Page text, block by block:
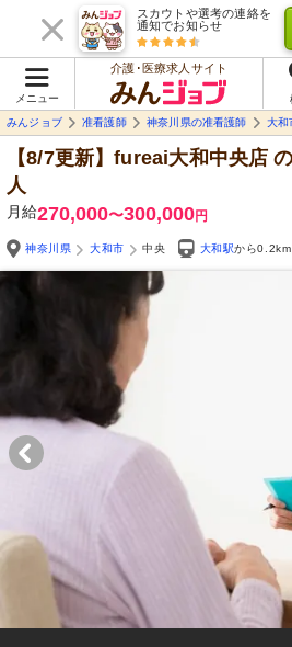
スカウトや選考の連絡を
通知でお知らせ
メニュー
介護･医療求人サイト
みんジョブ
准看護師 神奈川県の准看護師 大和
【8/7更新】fureai大和中央店
人
月給270,000〜300,000円
神奈川県
大和市 中央 大和駅から0.2km